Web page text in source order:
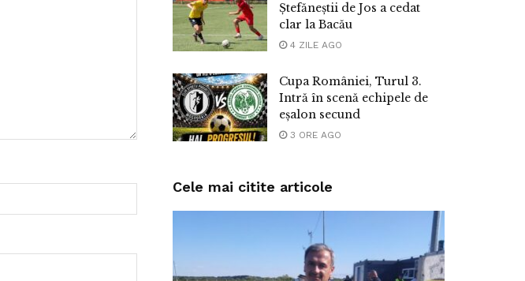
Ștefăneștii de Jos a cedat
clar la Bacău
4 ZILE AGO
Cupa României, Turul 3.
Intră în scenă echipele de
eșalon secund
3 ORE AGO
Cele mai citite articole